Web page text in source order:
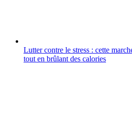
Lutter contre le stress : cette
tout en brûlant des calories